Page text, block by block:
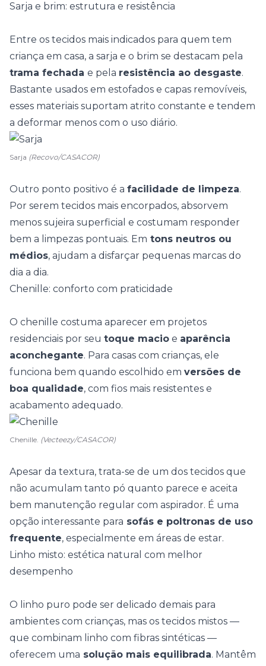
Sarja e brim: estrutura e resistência
Entre os tecidos mais indicados para quem tem
criança em casa, a sarja e o brim se destacam pela
trama fechada e pela resistência ao desgaste.
Bastante usados em estofados e capas removíveis,
esses materiais suportam atrito constante e tendem
a deformar menos com o uso diário.
Sarja (Recovo/CASACOR)
Outro ponto positivo é a facilidade de limpeza.
Por serem tecidos mais encorpados, absorvem
menos sujeira superficial e costumam responder
bem a limpezas pontuais. Em tons neutros ou
médios, ajudam a disfarçar pequenas marcas do
dia a dia.
Chenille: conforto com praticidade
O chenille costuma aparecer em projetos
residenciais por seu toque macio e aparência
aconchegante. Para casas com crianças, ele
funciona bem quando escolhido em versões de
boa qualidade, com fios mais resistentes e
acabamento adequado.
Chenille. (Vecteezy/CASACOR)
Apesar da textura, trata-se de um dos tecidos que
não acumulam tanto pó quanto parece e aceita
bem manutenção regular com aspirador. É uma
opção interessante para sofás e poltronas de uso
frequente, especialmente em áreas de estar.
Linho misto: estética natural com melhor
desempenho
O linho puro pode ser delicado demais para
ambientes com crianças, mas os tecidos mistos —
que combinam linho com fibras sintéticas —
oferecem uma solução mais equilibrada. Mantêm